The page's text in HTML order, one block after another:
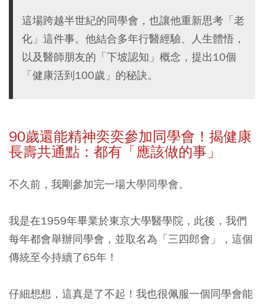
這場跨越半世紀的同學會，也讓他重新思考「老
化」這件事。他結合多年行醫經驗、人生體悟，
以及醫師朋友的「下坡認知」概念，提出10個
「健康活到100歲」的秘訣。
90歲還能精神奕奕參加同學會！揭健康
長壽共通點：都有「應該做的事」
不久前，我剛參加完一場大學同學會。
我是在1959年畢業於東京大學醫學院，此後，我們
每年都會舉辦同學會，並取名為「三四郎會」，這個
傳統至今持續了65年！
仔細想想，這真是了不起！我也很佩服一個同學會能